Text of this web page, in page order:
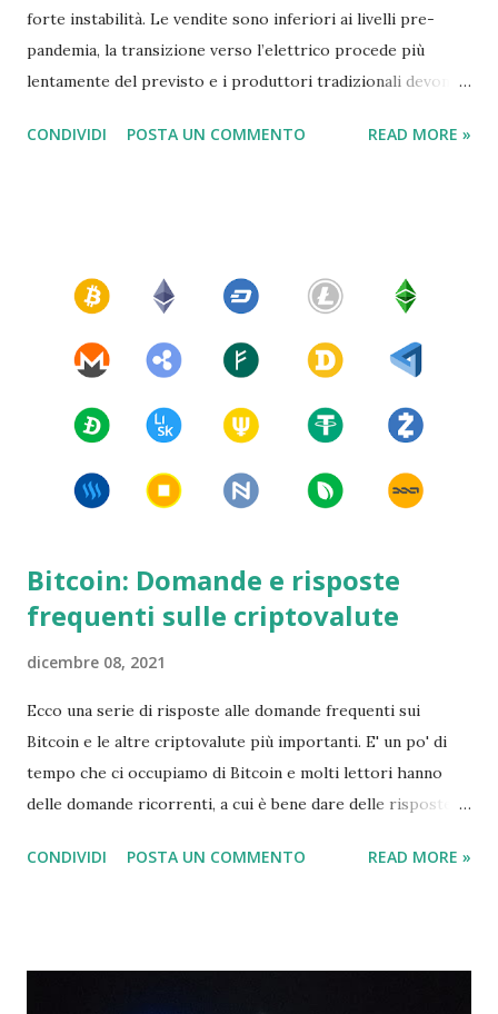
dell'animo umano .
forte instabilità. Le vendite sono inferiori ai livelli pre-
pandemia, la transizione verso l’elettrico procede più
lentamente del previsto e i produttori tradizionali devono
internazionale sempre più aggressiva. In questo scenario,
un pacchetto azionario importante desidera capire quali
dividendo possa tornare a livelli interessanti. Questo
dinamiche societarie e potenziali scenari futuri del titolo.
Germania e Italia alla Commissione Europea Analisi
CONDIVIDI POSTA UN COMMENTO READ MORE »
Bitcoin: Domande e risposte
frequenti sulle criptovalute
dicembre 08, 2021
Ecco una serie di risposte alle domande frequenti sui
Bitcoin e le altre criptovalute più importanti. E' un po' di
tempo che ci occupiamo di Bitcoin e molti lettori hanno
delle domande ricorrenti, a cui è bene dare delle risposte
arrabbiare sia i sostenitori che gli oppositori della moneta
CONDIVIDI POSTA UN COMMENTO READ MORE »